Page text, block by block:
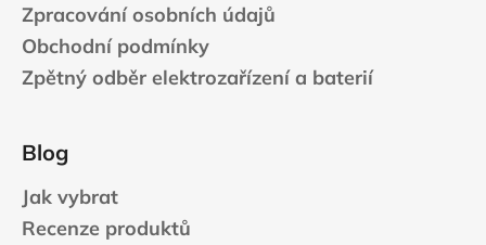
Zpracování osobních údajů
Obchodní podmínky
Zpětný odběr elektrozařízení a baterií
Blog
Jak vybrat
Recenze produktů